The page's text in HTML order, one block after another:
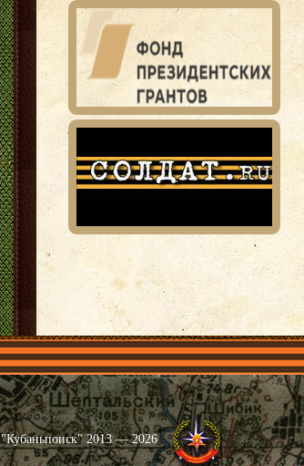
Главная Имена Общественные объединения
"Кубаньпоиск" 2013 — 2026